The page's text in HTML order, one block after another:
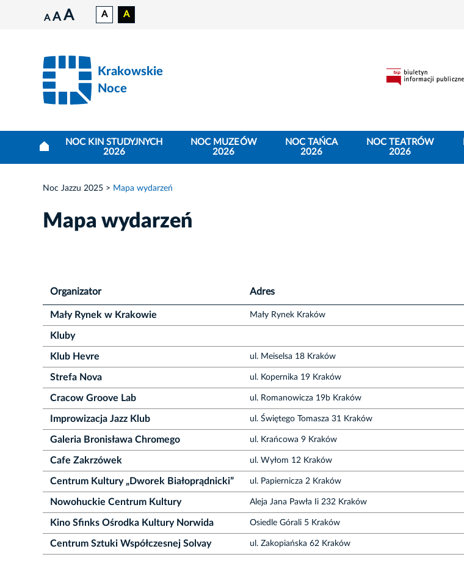
A A A A A
Krakowskie
Noce
NOC KIN STUDYJNYCH
2026
NOC MUZEÓW
2026
NOC TAŃCA
2026
NOC TEATRÓW
2026
Noc Jazzu 2025 Mapa wydarzeń
Mapa wydarzeń
Organizator Adres
Mały Rynek w Krakowie Mały Rynek Kraków
Kluby
Klub Hevre ul. Meiselsa 18 Kraków
Strefa Nova ul. Kopernika 19 Kraków
Cracow Groove Lab ul. Romanowicza 19b Kraków
Improwizacja Jazz Klub ul. Świętego Tomasza 31 Kraków
Galeria Bronisława Chromego ul. Krańcowa 9 Kraków
Cafe Zakrzówek ul. Wyłom 12 Kraków
Centrum Kultury „Dworek Białoprądnicki” ul. Papiernicza 2 Kraków
Nowohuckie Centrum Kultury Aleja Jana Pawła Ii 232 Kraków
Kino Sfinks Ośrodka Kultury Norwida Osiedle Górali 5 Kraków
Centrum Sztuki Współczesnej Solvay ul. Zakopiańska 62 Kraków